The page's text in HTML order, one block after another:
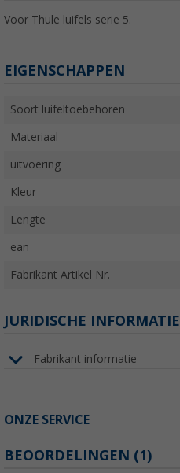
Voor Thule luifels serie 5.
EIGENSCHAPPEN
Soort luifeltoebehoren
Materiaal
uitvoering
Kleur
Lengte
ean
Fabrikant Artikel Nr.
JURIDISCHE INFORMATIE
Fabrikant informatie
ONZE SERVICE
BEOORDELINGEN (1)